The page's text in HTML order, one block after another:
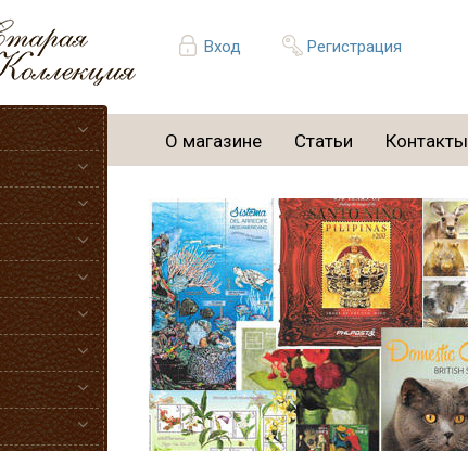
Вход Регистрация
О магазине Статьи Контакты